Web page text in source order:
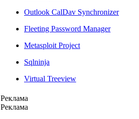
Outlook CalDav Synchronizer
Fleeting Password Manager
Metasploit Project
Sqlninja
Virtual Treeview
Реклама
Реклама